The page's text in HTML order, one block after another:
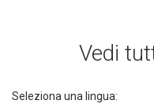
Vedi
Seleziona una lingua: